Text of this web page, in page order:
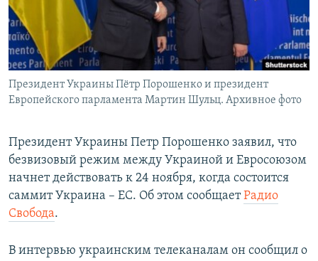
ПОБЕДИТЕЛЕЙ НЕ СУДЯТ?
КРЫМ.НЕПОКОРЕННЫЙ
ELIFBE
УКРАИНСКАЯ ПРОБЛЕМА КРЫМА
ПРИСОЕДИНЯЙТЕСЬ!
Все сайты RFE/RL
Президент Украины Пётр Порошенко и президент
Европейского парламента Мартин Шульц. Архивное фото
Президент Украины Петр Порошенко заявил, что
безвизовый режим между Украиной и Евросоюзом
начнет действовать к 24 ноября, когда состоится
саммит Украина – ЕС. Об этом сообщаетРадио
Свобода.
В интервью украинским телеканалам он сообщил о